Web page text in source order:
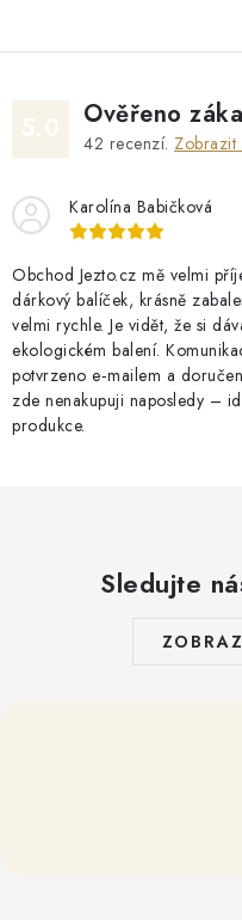
Ověřeno
42 recenzí. Zobrazit
Karolína Babičková
Obchod Jezto.cz mě velmi
dárkový balíček, krásně
velmi rychle. Je vidět, že si
ekologickém balení.
potvrzeno e‑mailem a
zde nenakupuji naposledy –
produkce.
Sledujte